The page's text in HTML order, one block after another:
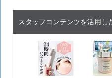
スタッフコンテンツを活用し